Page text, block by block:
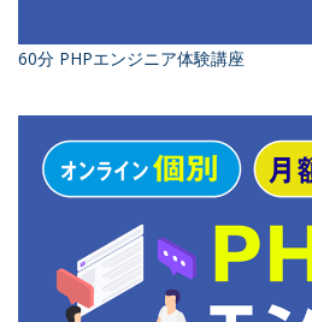
60分 PHPエンジニア体験講座